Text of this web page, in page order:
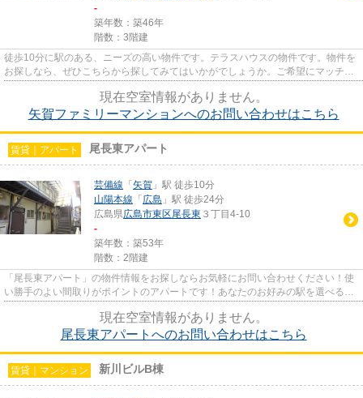
-
築年数：築46年
階数：3階建
徒歩10分に駅のある、ニーズの高い物件です。テラスハウスの物件です。物件を
お探しなら、ぜひこちらから探してみてはいかがでしょうか。ご希望にマッチし
た物件を見つけるチャンスで...
現在空室情報がありません。
矢賀ファミリーマンションへのお問い合わせはこちら
賃貸｜アパート 尾長東アパート
芸備線 「矢賀 」駅 徒歩10分
山陽本線 「広島 」駅 徒歩24分
広島県広島市東区尾長東 ３丁目4-10
-
築年数：築53年
階数：2階建
「尾長東アパート」の物件情報をお探しならお気軽にお問い合わせください！使
い勝手のよい間取りがポイントのアパートです！あなたのお好みの駅を選べる2
駅利用可のアパートです！賑や...
現在空室情報がありません。
尾長東アパートへのお問い合わせはこちら
賃貸｜マンション 新川ビルB棟